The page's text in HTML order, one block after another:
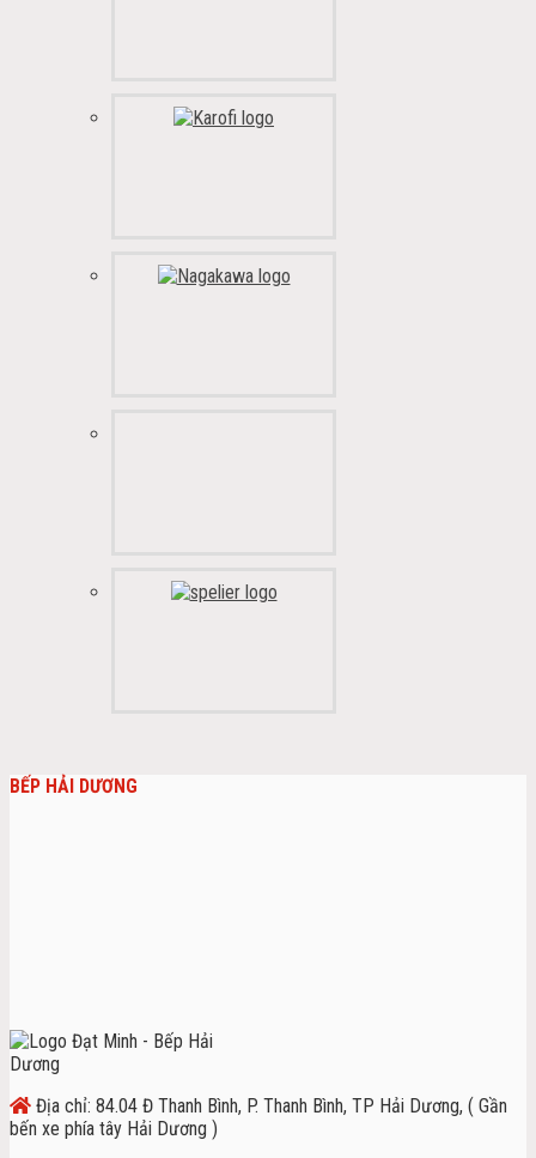
BẾP HẢI DƯƠNG
Địa chỉ: 84.04 Đ Thanh Bình, P. Thanh Bình, TP Hải Dương, ( Gần
bến xe phía tây Hải Dương )